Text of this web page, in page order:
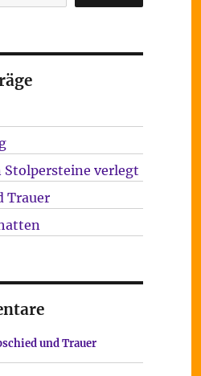
Stolpersteine verlegt
Trauer
und Trauer